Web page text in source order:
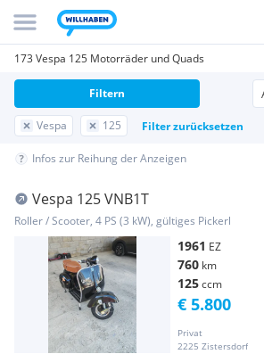
173 Vespa 125 Motorräder und Quads
Vespa 125 Filter zurücksetzen
Filtern
Infos zur Reihung der Anzeigen
Vespa 125 VNB1T
Roller / Scooter, 4 PS (3 kW), gültiges Pickerl
1961 EZ
760 km
125ccm
Privat
2225 Zistersdorf
€ 5.800